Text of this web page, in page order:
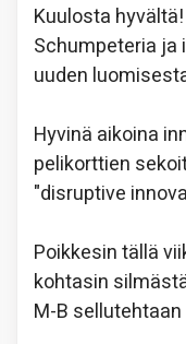
Kuulosta
Schumpeteria ja
uuden
Hyvinä aikoina
pelikorttien
"disruptive
Poikkesin tällä
kohtasin
M-B